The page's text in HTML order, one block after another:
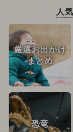
人
厳選お出かけ
まとめ
恐竜